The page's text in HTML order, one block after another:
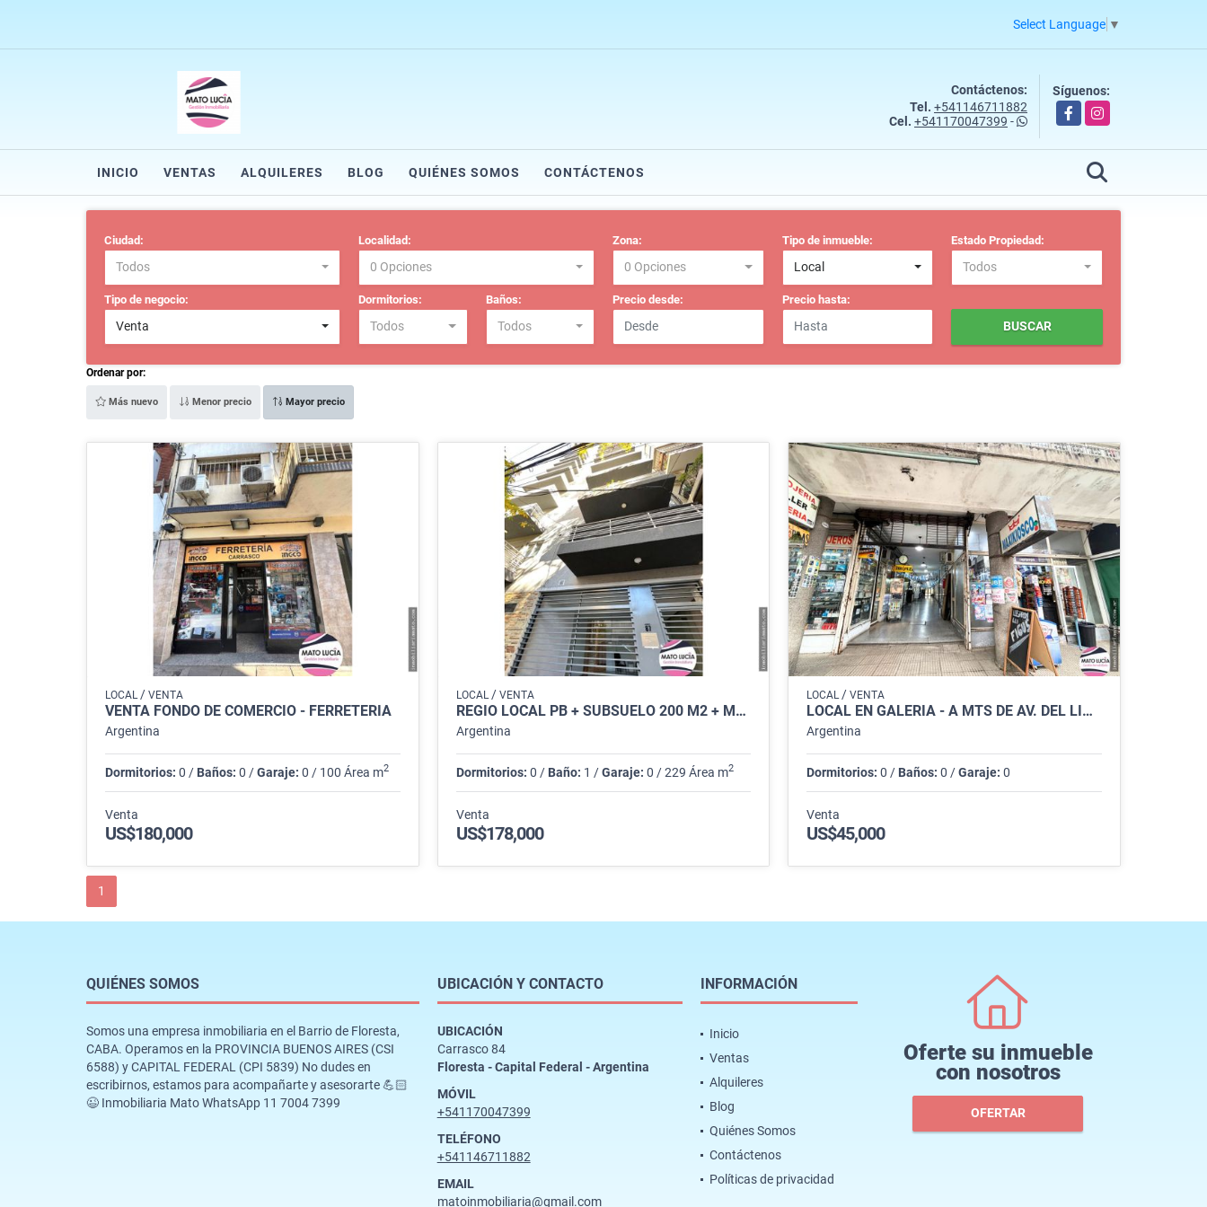
Select Language ▼
Contáctenos:
Tel. +541146711882
Cel. +541170047399 -
Síguenos:
FacebookInstagram
INICIO VENTAS ALQUILERES BLOG QUIÉNES SOMOS CONTÁCTENOS
Ciudad:
Todos
Localidad:
0 Opciones
Zona:
0 Opciones
Tipo de inmueble:
Local
Estado Propiedad:
Todos
Tipo de negocio:
Venta
Dormitorios:
Todos
Baños:
Todos
Precio desde: Precio hasta:
BUSCAR
Ordenar por:
Más nuevo Menor precio Mayor precio
LOCAL / VENTA
VENTA FONDO DE COMERCIO - FERRETERIA
Argentina
Dormitorios: 0 / Baños: 0 /Garaje: 0 / 100 Área m2
Venta
US$180,000
LOCAL / VENTA
REGIO LOCAL PB + SUBSUELO 200 M2 + MONOAMB AL FTE APTO PROF
Argentina
Dormitorios: 0 / Baño: 1 /Garaje: 0 / 229 Área m2
Venta
US$178,000
LOCAL /VENTA
LOCAL EN GALERIA - A MTS DE AV. DEL LIBERTADOR
Argentina
Dormitorios: 0 / Baños: 0 /Garaje: 0
Venta
US$45,000
1
QUIÉNES SOMOS
Somos una empresa inmobiliaria en el Barrio de Floresta,
CABA. Operamos en la PROVINCIA BUENOS AIRES (CSI
6588) y CAPITAL FEDERAL (CPI 5839) No dudes en
escribirnos, estamos para acompañarte y asesorarte 💪🏻
😉 Inmobiliaria Mato WhatsApp 11 7004 7399
UBICACIÓN Y CONTACTO
UBICACIÓN
Carrasco 84
Floresta - Capital Federal - Argentina
MÓVIL
+541170047399
TELÉFONO
+541146711882
EMAIL
matoinmobiliaria@gmail.com
INFORMACIÓN
Inicio
Ventas
Alquileres
Blog
Quiénes Somos
Contáctenos
Políticas de privacidad
Oferte su inmueble
con nosotros
OFERTAR